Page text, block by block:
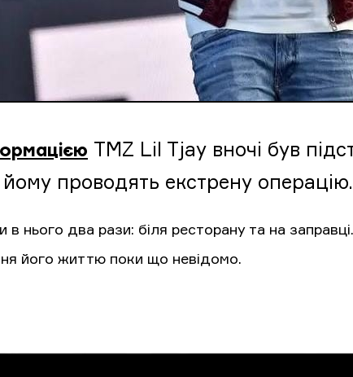
TMZ Lil Tjay вночі був
йому проводять екстрену операцію.
в нього два рази: біля ресторану та на
його життю поки що невідомо.